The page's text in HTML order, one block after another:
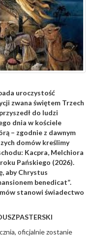
uroczystość
zwana świętem Trzech
do ludzi
dnia w kościele
– zgodnie z dawnym
domów kreślimy
Kacpra, Melchiora
Pańskiego (2026).
aby Chrystus
benedicat”.
stanowi świadectwo
oficjalnie zostanie